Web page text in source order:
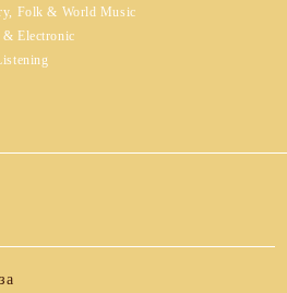
Folk & World Music
& Electronic